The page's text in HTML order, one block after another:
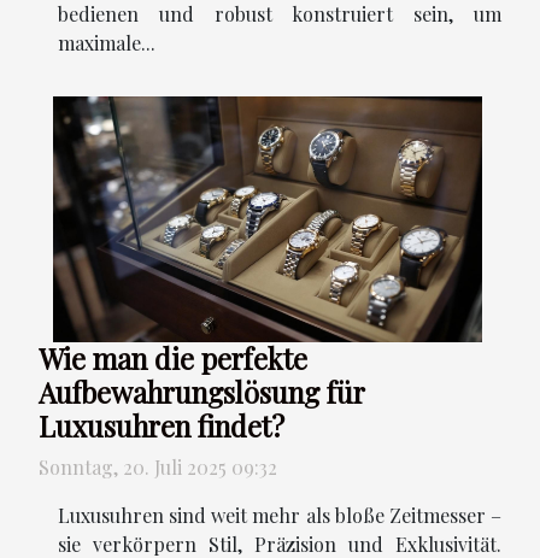
bedienen und robust konstruiert sein, um
maximale...
Wie man die perfekte
Aufbewahrungslösung für
Luxusuhren findet?
Sonntag, 20. Juli 2025 09:32
Luxusuhren sind weit mehr als bloße Zeitmesser –
sie verkörpern Stil, Präzision und Exklusivität.